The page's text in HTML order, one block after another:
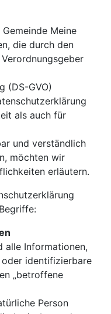
Meine
die durch den
(DS-GVO)
als auch für
und verständlich
möchten wir
erläutern.
alle Informationen,
identifizierbare
„betroffene
Person